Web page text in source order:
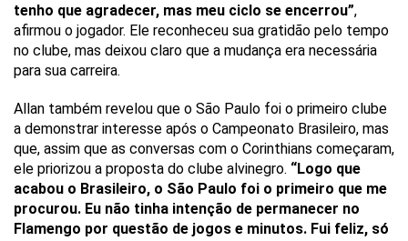
tenho que agradecer, mas meu ciclo se encerrou”,
afirmou o jogador. Ele reconheceu sua gratidão pelo tempo
no clube, mas deixou claro que a mudança era necessária
para sua carreira.
Allan também revelou que o São Paulo foi o primeiro clube
a demonstrar interesse após o Campeonato Brasileiro, mas
que, assim que as conversas com o Corinthians começaram,
ele priorizou a proposta do clube alvinegro. “Logo que
acabou o Brasileiro, o São Paulo foi o primeiro que me
procurou. Eu não tinha intenção de permanecer no
Flamengo por questão de jogos e minutos. Fui feliz, só